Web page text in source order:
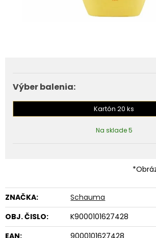
Výber balenia:
Kartón 20 ks
Na sklade 5
ZNAČKA:
Schauma
OBJ. ČISLO:
K9000101627428
EAN:
9000101627428